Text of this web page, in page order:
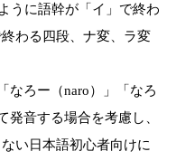
うに語幹が「イ」で終わ
わる四段、ナ変、ラ変
なろー（naro）」「なろ
発音する場合を考慮し、
い日本語初心者向けに